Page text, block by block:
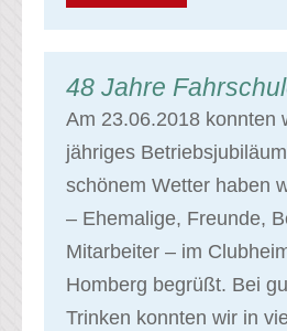
48 Jahre
Am 23.06.2018 konnten
jähriges
schönem Wetter haben
– Ehemalige, Freunde,
Mitarbeiter – im
Homberg begrüßt. Bei
Trinken konnten wir in